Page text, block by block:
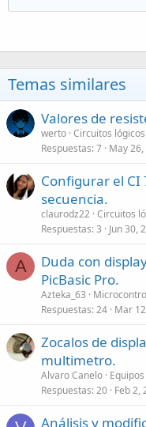
Temas similares
Valores de
werto Circuitos
Respuestas 7 May
Configurar el CI
secuencia.
claurodz22 Circuitos
Respuestas 3 Jun 30,
A
Duda con
PicBasic Pro.
Azteka_63
Respuestas 24 Mar
Zocalos de
multimetro.
Alvaro Canelo
Respuestas 20 Feb 2,
Análisis y